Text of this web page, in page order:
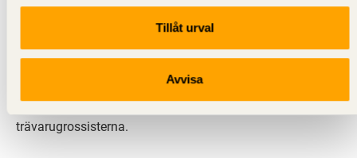
Tillåt urval
Avvisa
Svenskt Trä representerar svensk sågverksindustri
och är en del av branschorganisationen
svensk limträ-, KL-trä- och förpackningsindustri samt
trävarugrossisterna.